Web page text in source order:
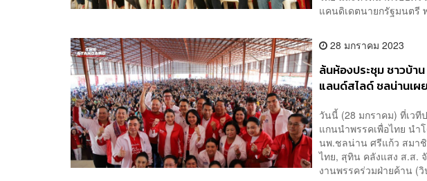
แคนดิเดตนายกรัฐมนตรี
28 มกราคม 2023
ล้นห้องประชุม ชาวบ้
แลนด์สไลด์ ชลน่านเผ
วันนี้ (28 มกราคม) ที่เวที
แกนนำพรรคเพื่อไทย นำ
นพ.ชลน่าน ศรีแก้ว สมา
ไทย, สุทิน คลังแสง ส.ส.
งานพรรคร่วมฝ่ายค้าน (